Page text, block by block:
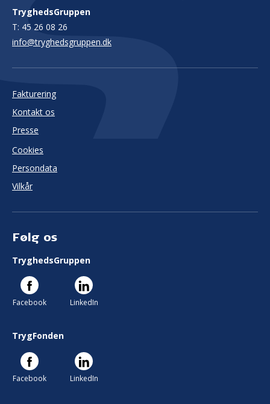
TryghedsGruppen
T: 45 26 08 26
info@tryghedsgruppen.dk
Fakturering
Kontakt os
Presse
Cookies
Persondata
Vilkår
Følg os
TryghedsGruppen
Facebook LinkedIn
TrygFonden
Facebook LinkedIn